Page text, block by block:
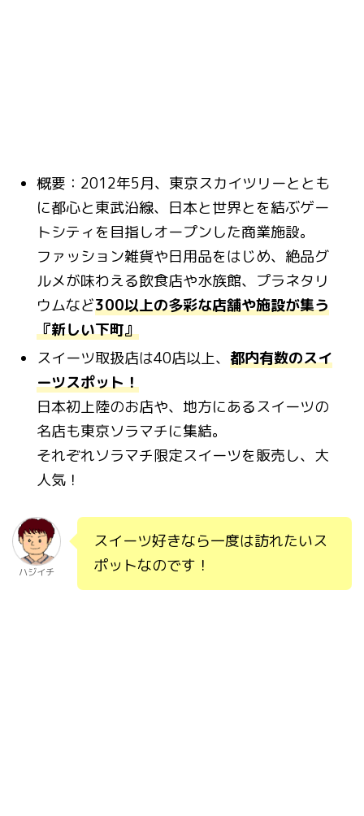
概要：2012年5月、東京スカイツリーととも
に都心と東武沿線、日本と世界とを結ぶゲー
トシティを目指しオープンした商業施設。
ファッション雑貨や日用品をはじめ、絶品グ
ルメが味わえる飲食店や水族館、プラネタリ
ウムなど300以上の多彩な店舗や施設が集う
『新しい下町』
スイーツ取扱店は40店以上、 都内有数のスイ
ーツスポット！
日本初上陸のお店や、地方にあるスイーツの
名店も東京ソラマチに集結。
それぞれソラマチ限定スイーツを販売し、大
人気！
ハジイチ
スイーツ好きなら一度は訪れたいス
ポットなのです！